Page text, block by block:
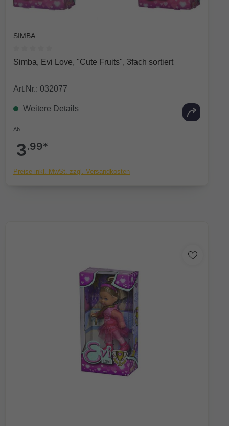
SIMBA
Durchschnittliche Bewertung von 0 von 5 Sternen
Simba, Evi Love, "Cute Fruits", 3fach sortiert
Art.Nr.: 032077
Weitere Details
Ab
3.99*
Preise inkl. MwSt. zzgl. Versandkosten